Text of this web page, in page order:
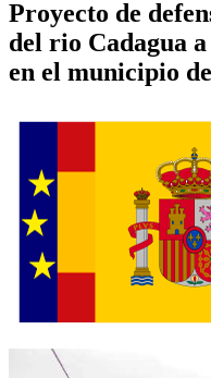
Proyecto de
del rio Cadagua
en el municipio